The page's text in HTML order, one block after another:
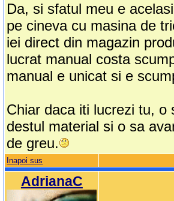
Da, si sfatul meu e
pe cineva cu masina de
iei direct din magazin
lucrat manual costa
manual e unicat si e
Chiar daca iti lucrezi tu, o
destul material si o sa
de greu.
Inapoi sus
AdrianaC